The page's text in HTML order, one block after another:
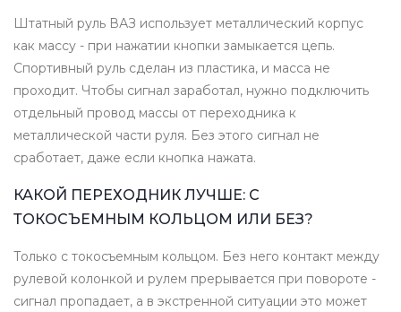
Штатный руль ВАЗ использует металлический корпус
как массу - при нажатии кнопки замыкается цепь.
Спортивный руль сделан из пластика, и масса не
проходит. Чтобы сигнал заработал, нужно подключить
отдельный провод массы от переходника к
металлической части руля. Без этого сигнал не
сработает, даже если кнопка нажата.
КАКОЙ ПЕРЕХОДНИК ЛУЧШЕ: С
ТОКОСЪЕМНЫМ КОЛЬЦОМ ИЛИ БЕЗ?
Только с токосъемным кольцом. Без него контакт между
рулевой колонкой и рулем прерывается при повороте -
сигнал пропадает, а в экстренной ситуации это может